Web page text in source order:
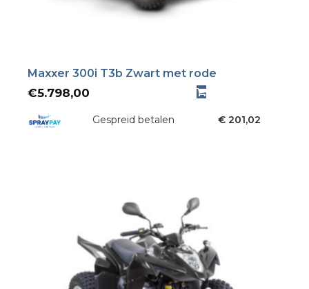
Maxxer 300i T3b Zwart met rode
€5.798,00
Gespreid betalen € 201,02